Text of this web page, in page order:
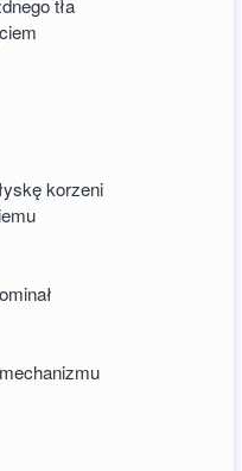
tła
korzeni